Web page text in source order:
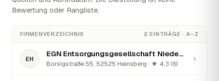
Bewertung oder Rangliste.
FIRMENVERZEICHNIS 2 EINTRÄGE · A–Z
EH
EGN Entsorgungsgesellschaft Niederrhein mbH Heinsberg
Borsigstraße 55, 52525 Heinsberg · ★ 4,3 (6)
›